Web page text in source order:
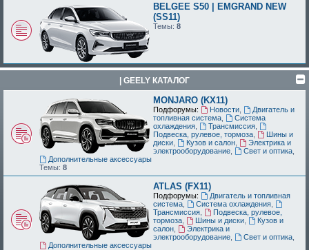
BELGEE S50 | EMGRAND NEW
(SS11)
Темы: 8
| GEELY КАТАЛОГ
MONJARO (KX11)
Подфорумы: Новости,
Двигатель и
топливная система
Система
охлаждения
Трансмиссия,
Подвеска, рулевое, тормоза
Шины и
диски
Кузов и салон,
Электрика и
электрооборудование
Свет и оптика,
Дополнительные аксессуары
Темы: 8
ATLAS (FX11)
Подфорумы:
Двигатель и топливная
система
Система охлаждения,
Трансмиссия
Подвеска, рулевое,
тормоза
Шины и диски,
Кузов и
салон
Электрика и
электрооборудование
Свет и оптика,
Дополнительные аксессуары